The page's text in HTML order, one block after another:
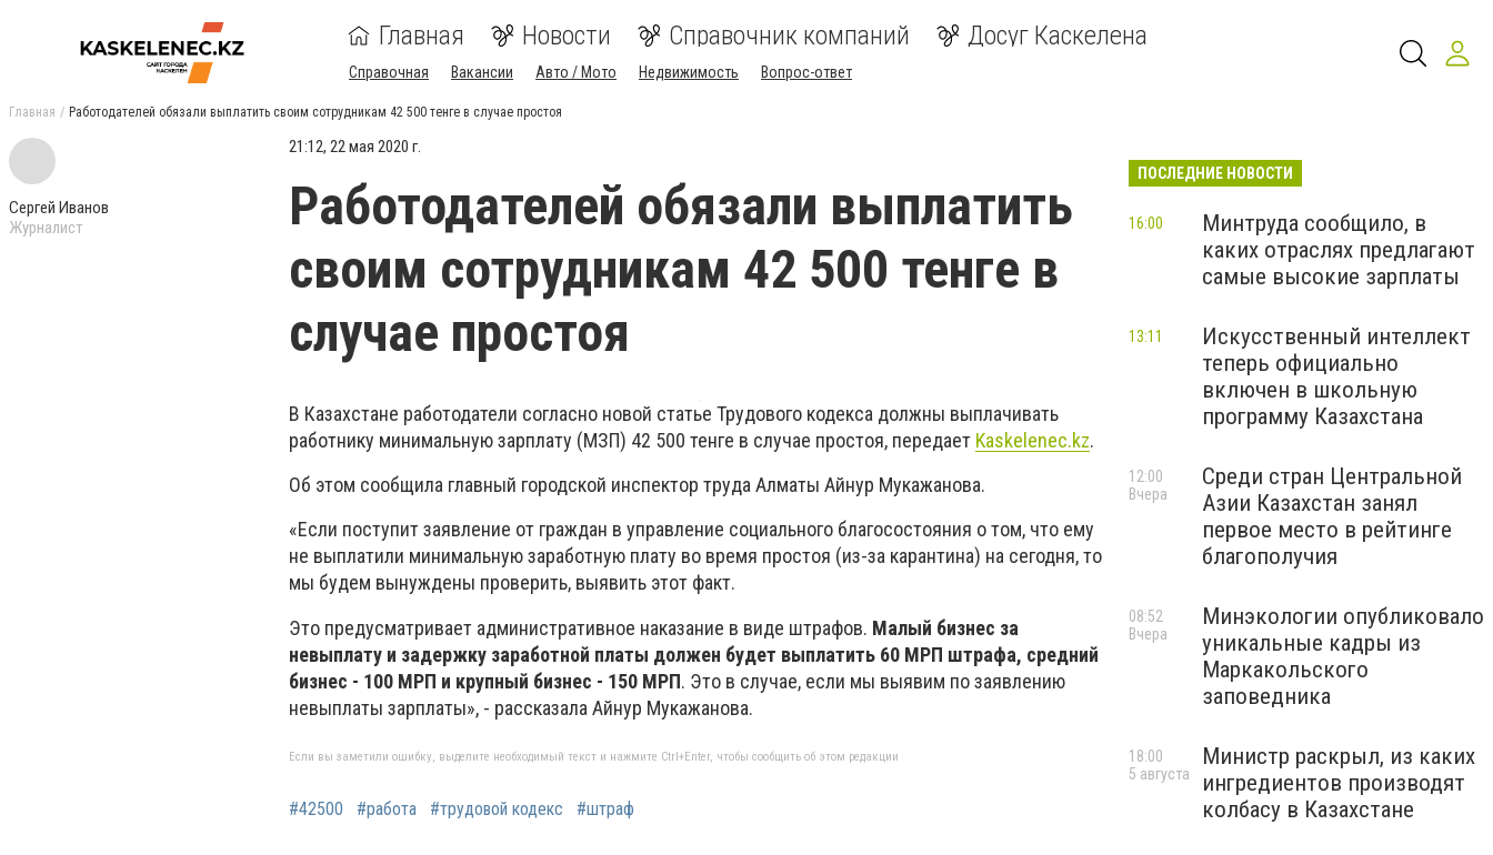
Главная Новости Справочник компаний Досуг Каскелена
Справочная Вакансии Авто / Мото Недвижимость Вопрос-ответ
Главная Работодателей обязали выплатить своим сотрудникам 42 500 тенге в случае простоя
Сергей Иванов
Журналист
21:12, 22 мая 2020 г.
Работодателей обязали выплатить
своим сотрудникам 42 500 тенге в
случае простоя
В Казахстане работодатели согласно новой статье Трудового кодекса должны выплачивать
работнику минимальную зарплату (МЗП) 42 500 тенге в случае простоя, передает Kaskelenec.kz.
Об этом сообщила главный городской инспектор труда Алматы Айнур Мукажанова.
«Если поступит заявление от граждан в управление социального благосостояния о том, что ему
не выплатили минимальную заработную плату во время простоя (из-за карантина) на сегодня, то
мы будем вынуждены проверить, выявить этот факт.
Это предусматривает административное наказание в виде штрафов. Малый бизнес за
невыплату и задержку заработной платы должен будет выплатить 60 МРП штрафа, средний
бизнес - 100 МРП и крупный бизнес - 150 МРП. Это в случае, если мы выявим по заявлению
невыплаты зарплаты», - рассказала Айнур Мукажанова.
Если вы заметили ошибку, выделите необходимый текст и нажмите Ctrl+Enter, чтобы сообщить об этом редакции
#42500 #работа #трудовой кодекс #штраф
ПОСЛЕДНИЕ НОВОСТИ
Минтруда сообщило, в
каких отраслях предлагают
самые высокие зарплаты
16:00
Искусственный интеллект
теперь официально
включен в школьную
программу Казахстана
13:11
Среди стран Центральной
Азии Казахстан занял
первое место в рейтинге
благополучия
12:00
Вчера
Минэкологии опубликовало
уникальные кадры из
Маркакольского
заповедника
08:52
Вчера
Министр раскрыл, из каких
ингредиентов производят
колбасу в Казахстане
18:00
5 августа